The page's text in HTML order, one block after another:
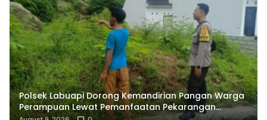
Polsek Labuapi Dorong Kemandirian Pangan Warga
Perampuan Lewat Pemanfaatan Pekarangan